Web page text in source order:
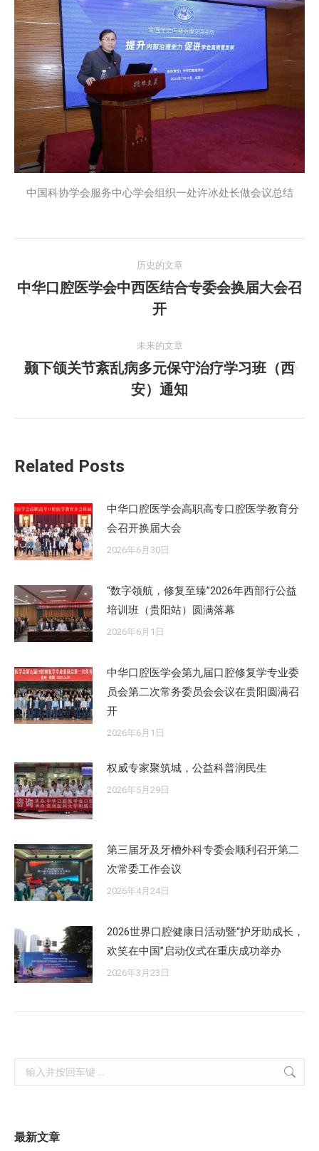
中国科协学会服务中心学会组织一处许冰处长做会议总结
章
历史的文章
历
史
文
章：
中华口腔医学会中西医结合专委会换届大会召
开
未来的文章
未
来
的
颞下颌关节紊乱病多元保守治疗学习班（西
安）通知
Related Posts
中华口腔医学会高职高专口腔医学教育分
会召开换届大会
2026年6月30日
“数字领航，修复至臻”2026年西部行公益
培训班（贵阳站）圆满落幕
2026年6月1日
中华口腔医学会第九届口腔修复学专业委
员会第二次常务委员会会议在贵阳圆满召
开
2026年6月1日
权威专家聚筑城，公益科普润民生
2026年5月29日
第三届牙及牙槽外科专委会顺利召开第二
次常委工作会议
2026年4月24日
2026世界口腔健康日活动暨“护牙助成长，
欢笑在中国”启动仪式在重庆成功举办
2026年3月23日
Search:
最新文章